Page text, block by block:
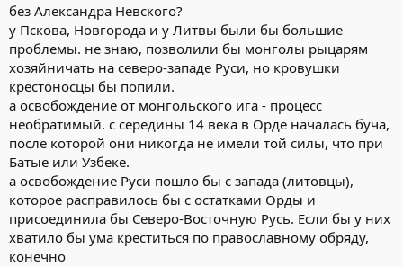
без Александра Невского?
у Пскова, Новгорода и у Литвы были бы большие
проблемы. не знаю, позволили бы монголы рыцарям
хозяйничать на северо-западе Руси, но кровушки
крестоносцы бы попили.
а освобождение от монгольского ига - процесс
необратимый. с середины 14 века в Орде началась буча,
после которой они никогда не имели той силы, что при
Батые или Узбеке.
а освобождение Руси пошло бы с запада (литовцы),
которое расправилось бы с остатками Орды и
присоединила бы Северо-Восточную Русь. Если бы у них
хватило бы ума креститься по православному обряду,
конечно